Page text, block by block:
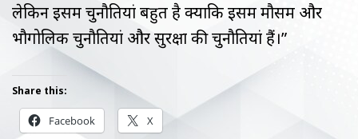
लेकिन इसमें चुनौतियां बहुत है क्योंकि इसमें मौसम और
भौगोलिक चुनौतियां और सुरक्षा की चुनौतियां हैं।”
Share this:
Facebook X